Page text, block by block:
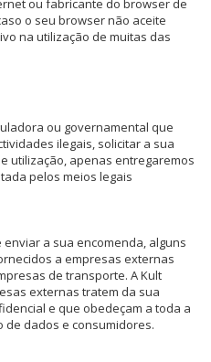
ou fabricante do browser de
o seu browser não aceite
na utilização de muitas das
ou governamental que
ilegais, solicitar a sua
utilização, apenas entregaremos
pelos meios legais
a sua encomenda, alguns
a empresas externas
de transporte. A Kult
externas tratem da sua
e que obedeçam a toda a
de dados e consumidores.